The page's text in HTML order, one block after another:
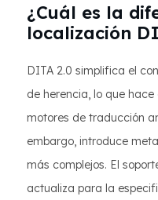
¿Cuál es la
localización
DITA 2.0 simplifica el
de herencia, lo que
motores de traducción
embargo, introduce
más complejos. El
actualiza para la